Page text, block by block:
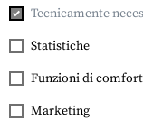
Casa Accessori per
CAA Tactical
Tri-Rail
Mount
Tecnicamente
Statistiche
Funzioni di comfort
Marketing